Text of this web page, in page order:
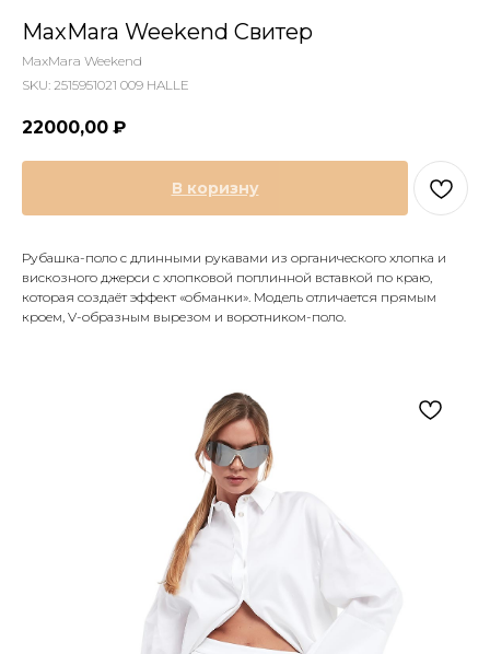
MaxMara Weekend Свитер
MaxMara Weekend
SKU: 2515951021 009 HALLE
22000,00 ₽
В коризну
Рубашка-поло с длинными рукавами из органического хлопка и
вискозного джерси с хлопковой поплинной вставкой по краю,
которая создаёт эффект «обманки». Модель отличается прямым
кроем, V-образным вырезом и воротником-поло.